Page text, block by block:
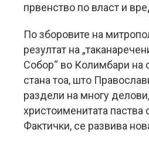
првенство по власт и
По зборовите на
резултат на
Собор“ во Колимбари на
стана тоа, што
раздели на многу
христоименитата паства
Фактички, се развива